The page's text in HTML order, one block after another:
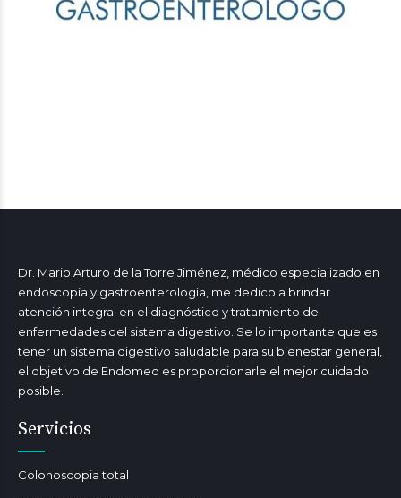
Dr. Mario Arturo de la Torre Jiménez, médico especializado en
endoscopía y gastroenterología, me dedico a brindar
atención integral en el diagnóstico y tratamiento de
enfermedades del sistema digestivo. Se lo importante que es
tener un sistema digestivo saludable para su bienestar general,
el objetivo de Endomed es proporcionarle el mejor cuidado
posible.
Servicios
Colonoscopia total